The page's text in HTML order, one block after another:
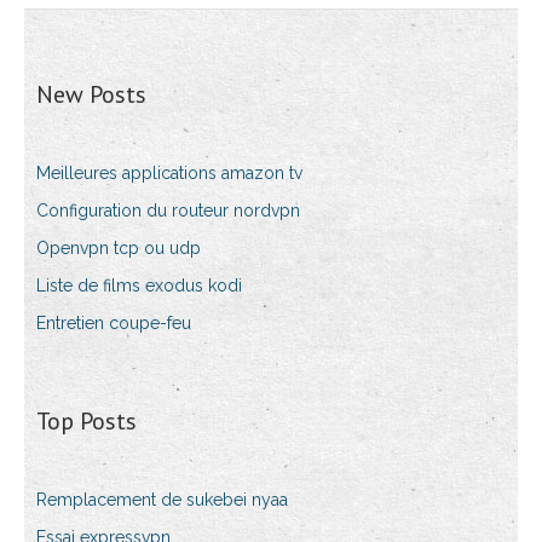
New Posts
Meilleures applications amazon tv
Configuration du routeur nordvpn
Openvpn tcp ou udp
Liste de films exodus kodi
Entretien coupe-feu
Top Posts
Remplacement de sukebei nyaa
Essai expressvpn